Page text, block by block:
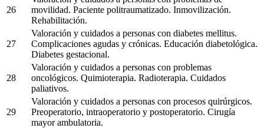
26
movilidad. Paciente politraumatizado. Inmovilización.
Rehabilitación.
27
Valoración y cuidados a personas con diabetes mellitus.
Complicaciones agudas y crónicas. Educación diabetológica.
Diabetes gestacional.
28
Valoración y cuidados a personas con problemas
oncológicos. Quimioterapia. Radioterapia. Cuidados
paliativos.
29
Valoración y cuidados a personas con procesos quirúrgicos.
Preoperatorio, intraoperatorio y postoperatorio. Cirugía
mayor ambulatoria.